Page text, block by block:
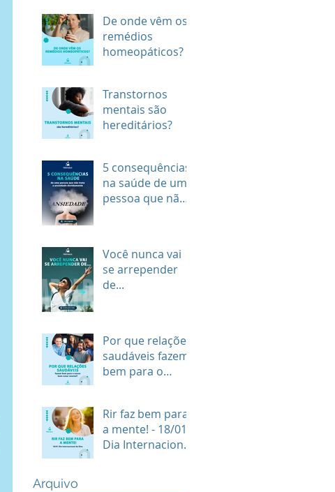
De onde vêm os
remédios
homeopáticos?
Transtornos
mentais são
hereditários?
5 consequências
na saúde de uma
pessoa que não
Você nunca vai
se arrepender
de...
Por que relações
saudáveis fazem
bem para o
Rir faz bem para
a mente! - 18/01
Dia Internacional
Arquivo